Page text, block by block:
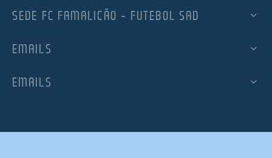
SEDE FC FAMALICÃO – FUTEBOL SAD
EMAILS
EMAILS